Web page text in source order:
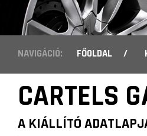
NAVIGÁCIÓ: FŐOLDAL /
CARTELS
A KIÁLLÍTÓ